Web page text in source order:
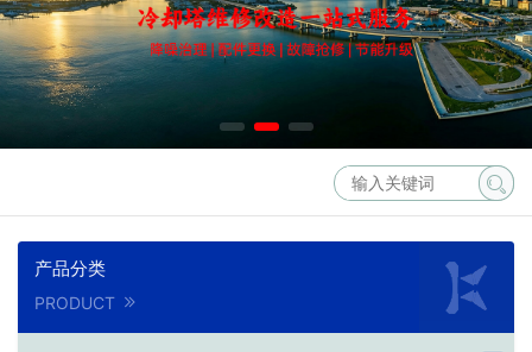
产品分类
PRODUCT